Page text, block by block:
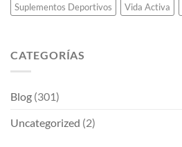
Suplementos Deportivos
Vida Activa
CATEGORÍAS
Blog (301)
Uncategorized (2)